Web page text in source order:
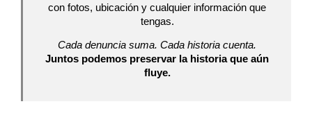
con fotos, ubicación y cualquier información que
tengas.
Cada denuncia suma. Cada historia cuenta.
Juntos podemos preservar la historia que aún
fluye.